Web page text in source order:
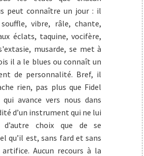
peut connaître un jour : il
vibre, râle, chante,
éclats, taquine, vocifère,
musarde, se met à
il a le blues ou connaît un
de personnalité. Bref, il
rien, pas plus que Fidel
qui avance vers nous dans
d’un instrument qui ne lui
d’autre choix que de se
qu’il est, sans fard et sans
Aucun recours à la